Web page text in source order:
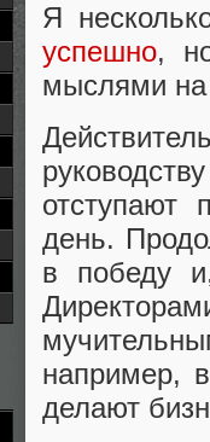
Я
успешно,
мыслями на
отступают
день.
в победу
например,
делают